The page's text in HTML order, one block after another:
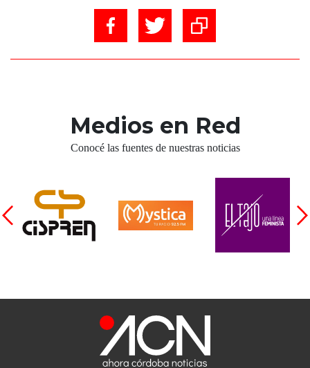
Medios en Red
Conocé las fuentes de nuestras noticias